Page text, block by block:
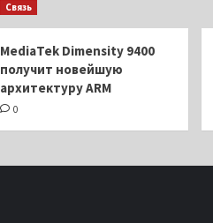
Связь
MediaTek Dimensity 9400
получит новейшую
архитектуру ARM
0